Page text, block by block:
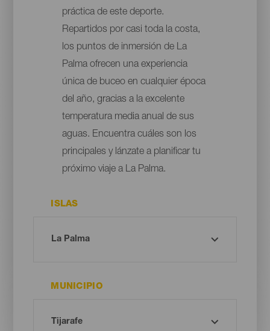
práctica de este deporte.
Repartidos por casi toda la costa,
los puntos de inmersión de La
Palma ofrecen una experiencia
única de buceo en cualquier época
del año, gracias a la excelente
temperatura media anual de sus
aguas. Encuentra cuáles son los
principales y lánzate a planificar tu
próximo viaje a La Palma.
ISLAS
MUNICIPIO